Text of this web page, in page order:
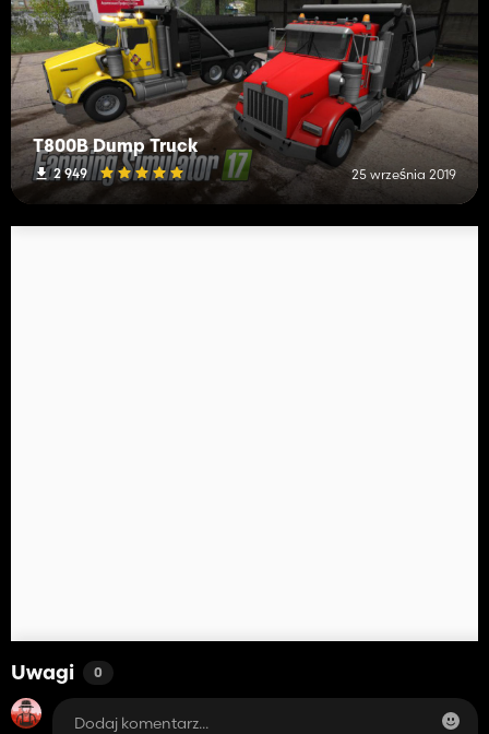
T800B Dump Truck
2 949 25 września 2019
Uwagi 0